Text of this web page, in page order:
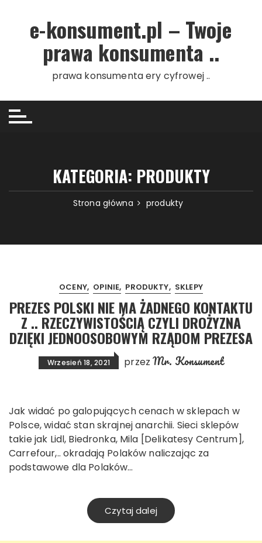
e-konsument.pl – Twoje
prawa konsumenta ..
prawa konsumenta ery cyfrowej ..
KATEGORIA: PRODUKTY
Strona główna produkty
OCENY OPINIE PRODUKTY SKLEPY
PREZES POLSKI NIE MA ŻADNEGO KONTAKTU
Z .. RZECZYWISTOŚCIĄ CZYLI DROŻYZNA
DZIĘKI JEDNOOSOBOWYM RZĄDOM PREZESA
Wrzesień 18, 2021 przezMr. Konsument
Jak widać po galopujących cenach w sklepach w
Polsce, widać stan skrajnej anarchii. Sieci sklepów
takie jak Lidl, Biedronka, Mila [Delikatesy Centrum],
Carrefour,.. okradają Polaków naliczając za
podstawowe dla Polaków…
Czytaj dalej